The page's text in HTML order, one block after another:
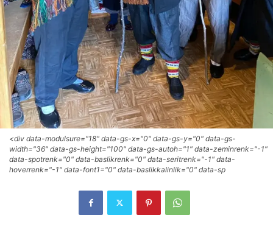
<div data-modulsure="18" data-gs-x="0" data-gs-y="0" data-gs-
width="36" data-gs-height="100" data-gs-autoh="1" data-zeminrenk="-1"
data-spotrenk="0" data-baslikrenk="0" data-seritrenk="-1" data-
hoverrenk="-1" data-font1="0" data-baslikkalinlik="0" data-sp